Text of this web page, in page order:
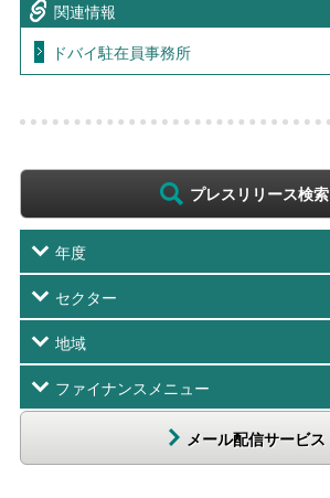
関連情報
ドバイ駐在員事務所
プレスリリース検索
年度
セクター
地域
ファイナンスメニュー
メール配信サービス